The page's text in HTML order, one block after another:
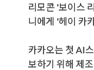
리모콘 '보이스
니에게 '헤이 카
카카오는 첫 AI
보하기 위해 제